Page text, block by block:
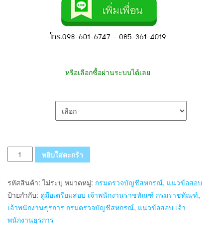
หรือเลือกซื้อผ่านระบบได้เลย
จำนวน
แนว
เจ้า
พนักงาน
หยิบใส่ตะกร้า
รหัสสินค้า:ไม่ระบุ หมวดหมู่: กรมตรวจบัญชีสหกรณ์, แนวข้อสอบ
ป้ายกำกับ: คู่มือเตรียมสอบ เจ้าพนักงานราชทัณฑ์ กรมราชทัณฑ์,
เจ้าพนักงานธุรการ กรมตรวจบัญชีสหกรณ์, แนวข้อสอบ เจ้า
พนักงานธุรการ